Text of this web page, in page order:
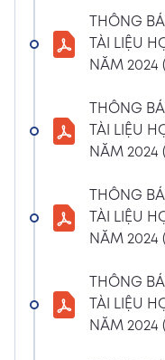
(Phiếu Biểu
02/04/2024
6:07 PM
LIỆU HỌP
(Phiếu Bầu bổ
02/04/2024
THÔNG BÁO
LIỆU HỌP
(Dự thảo biên
6:07 PM
THÔNG BÁO
LIỆU HỌP
THÔNG
TÀI LIỆU
NĂM
THÔNG
TÀI LIỆU
NĂM 2024
THÔNG
TÀI LIỆU
NĂM
BKS)
THÔNG
TÀI LIỆU
NĂM